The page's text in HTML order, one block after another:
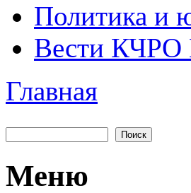
Политика и
Вести
Вы здесь
Главная
Форма поиска
Меню